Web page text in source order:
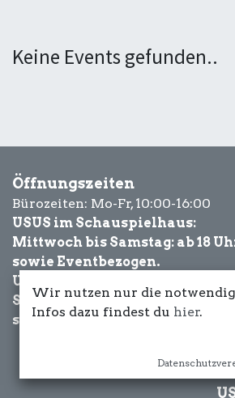
Keine Events gefunden..
Öffnungszeiten
Bürozeiten: Mo-Fr, 10:00-16:00
USUS im Schauspielhaus:
Mittwoch bis Samstag: ab 18
sowie Eventbezogen.
USUS am Wasser:
Schönwetter-
sowie Eventbezogen.
Wir nutzen nur die
Infos dazu findest du hier.